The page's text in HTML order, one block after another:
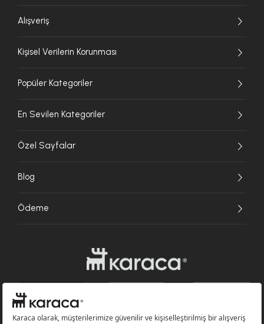
Alışveriş
Kişisel Verilerin Korunması
Popüler Kategoriler
En Sevilen Kategoriler
Özel Sayfalar
Blog
Ödeme